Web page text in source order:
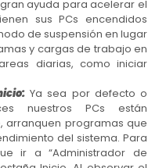
ayuda para acelerar el
sus PCs encendidos
de suspensión en lugar
y cargas de trabajo en
diarias, como iniciar
Ya sea por defecto o
nuestros PCs están
arranquen programas que
del sistema. Para
ir a “Administrador de